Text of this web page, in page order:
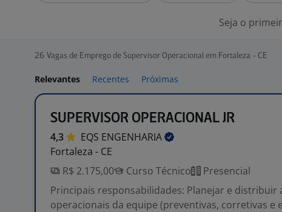
Seja o
26 Vagas de Emprego de Supervisor Operacional em Fortaleza - CE
Relevantes Recentes Próximas
SUPERVISOR OPERACIONAL JR
4,3 EQS ENGENHARIA
Fortaleza - CE
R$ 2.175,00
Curso Técnico
Presencial
Principais responsabilidades: Planejar e distribuir
operacionais da equipe (preventivas, corretivas e